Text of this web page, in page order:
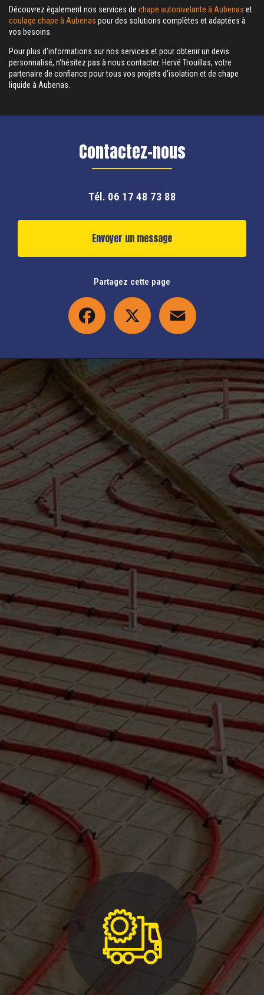
Découvrez également nos services de chape autonivelante à Aubenas et
coulage chape à Aubenas pour des solutions complètes et adaptées à
vos besoins.
Pour plus d'informations sur nos services et pour obtenir un devis
personnalisé, n'hésitez pas à nous contacter. Hervé Trouillas, votre
partenaire de confiance pour tous vos projets d'isolation et de chape
liquide à Aubenas.
Contactez-nous
Tél. 06 17 48 73 88
Envoyer un message
Partagez cette page
Facebook